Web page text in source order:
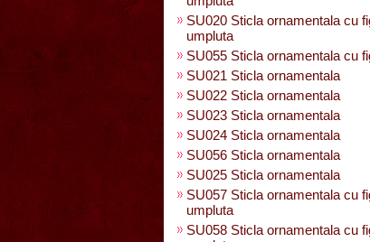
SU020 Sticla ornamentala cu
umpluta
SU055 Sticla ornamentala cu
SU021 Sticla ornamentala
SU022 Sticla ornamentala
SU023 Sticla ornamentala
SU024 Sticla ornamentala
SU056 Sticla ornamentala
SU025 Sticla ornamentala
SU057 Sticla ornamentala cu
umpluta
SU058 Sticla ornamentala cu